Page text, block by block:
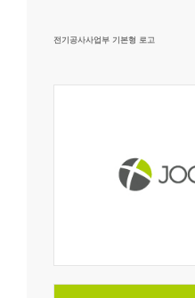
전기공사사업부 기본형 로고